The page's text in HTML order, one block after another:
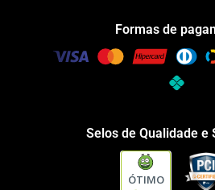
Formas de
Selos de Qualidade e
ÓTIMO